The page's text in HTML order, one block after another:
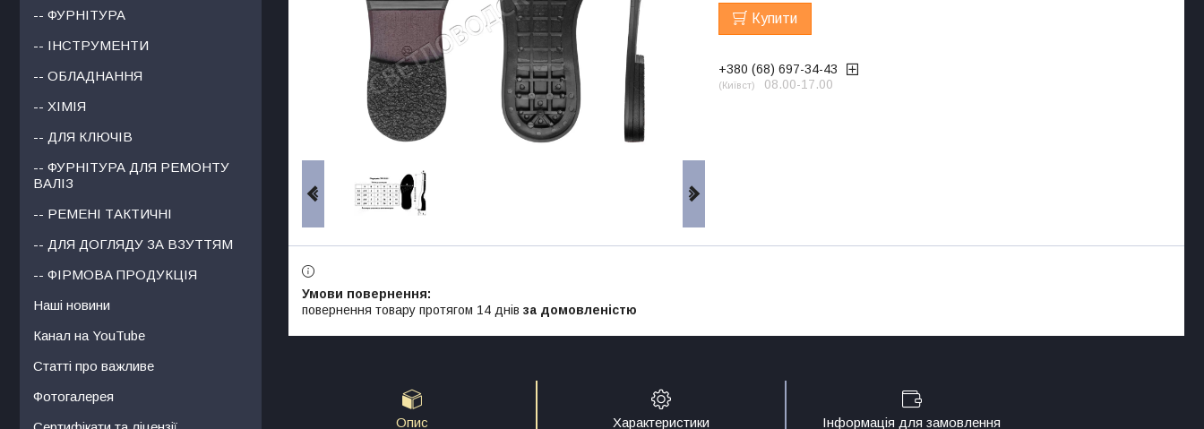
Купити
+380 (68) 697-34-43
Київст 08.00-17.00
повернення товару протягом 14 днів за домовленістю
Опис Характеристики Інформація для замовлення
-- ФУРНІТУРА
-- ІНСТРУМЕНТИ
-- ОБЛАДНАННЯ
-- ХІМІЯ
-- ДЛЯ КЛЮЧІВ
-- ФУРНІТУРА ДЛЯ РЕМОНТУ
ВАЛІЗ
-- РЕМЕНІ ТАКТИЧНІ
-- ДЛЯ ДОГЛЯДУ ЗА ВЗУТТЯМ
-- ФІРМОВА ПРОДУКЦІЯ
Наші новини
Канал на YouTube
Статті про важливе
Фотогалерея